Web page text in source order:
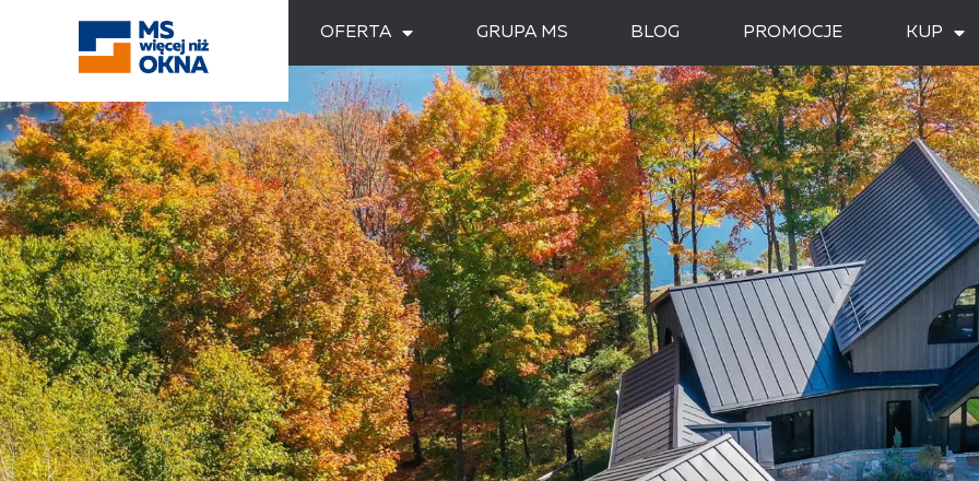
OFERTA GRUPA MS BLOG PROMOCJE KUP